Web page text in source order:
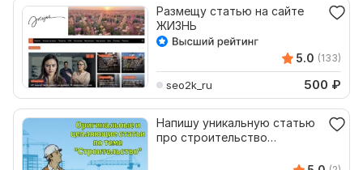
Размещу статью на сайте
ЖИЗНЬ
5.0 (133)
seo2k_ru 500 ₽
Напишу уникальную статью
про строительство